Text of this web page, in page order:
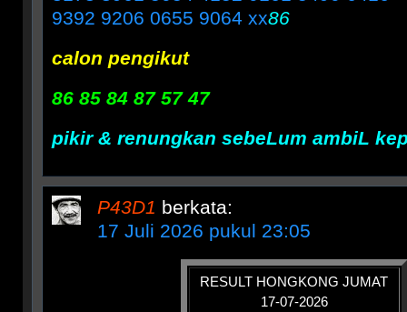
9392 9206 0655 9064 xx86
calon pengikut
86 85 84 87 57 47
pikir & renungkan sebeLum ambiL
P43D1 berkata:
17 Juli 2026 pukul 23:05
RESULT HONGKONG JUMAT
17-07-2026